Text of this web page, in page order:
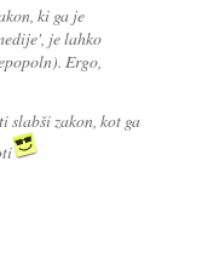
ki ga je
je lahko
Ergo,
slabši zakon, kot ga